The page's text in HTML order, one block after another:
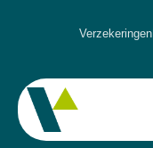
Verzekeringen